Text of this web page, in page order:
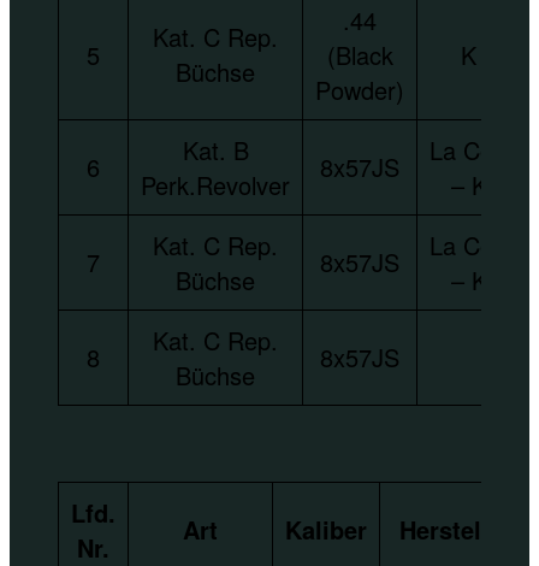
5
Kat. C Rep.
Büchse
.44
(Black
Powder)
K 98
6
Kat. B
Perk.Revolver
8x57JS
La
– K 98
7
Kat. C Rep.
Büchse
8x57JS
La
– K 98
8
Kat. C Rep.
Büchse
8x57JS
Lfd.
Nr.
Art Kaliber Hersteller